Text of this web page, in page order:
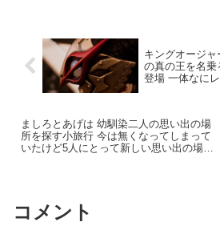
キングオージ
の真の王を名
登場 一体なにレスだろ
ましろとあげは 幼馴染二人の思い出の場
所を探す小旅行 今は無くなってしまって
いたけど5人にとって新しい思い出の場所
コメント